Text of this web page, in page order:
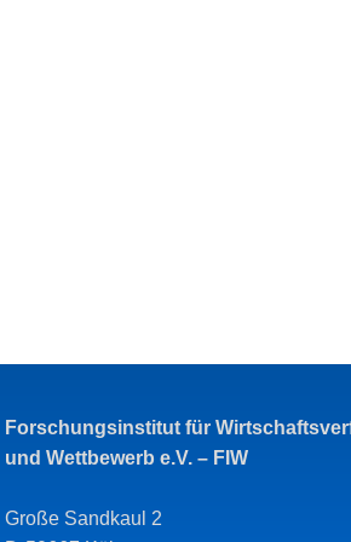
Forschungsinstitut für
und Wettbewerb e.V. – FIW
Große Sandkaul 2